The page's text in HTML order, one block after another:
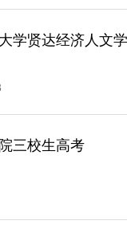
学贤达经济人文
三校生高考